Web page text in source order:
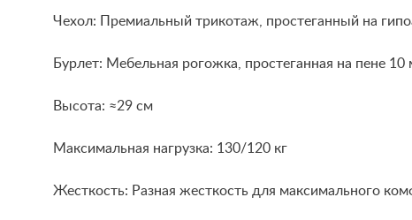
Чехол: Премиальный трикотаж, простеганный на
Бурлет: Мебельная рогожка, простеганная на пене
Высота: ≈29 см
Максимальная нагрузка: 130/120 кг
Жесткость: Разная жесткость для максимального